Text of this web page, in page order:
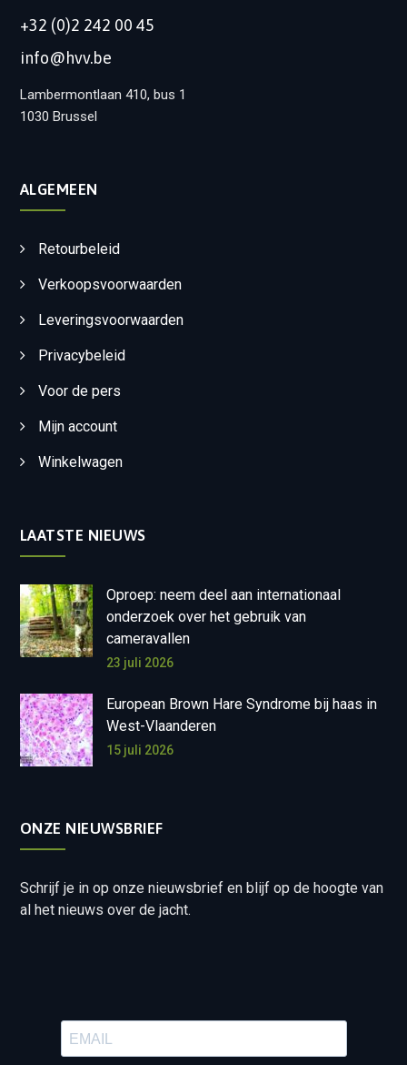
+32 (0)2 242 00 45
info@hvv.be
Lambermontlaan 410, bus 1
1030 Brussel
ALGEMEEN
Retourbeleid
Verkoopsvoorwaarden
Leveringsvoorwaarden
Privacybeleid
Voor de pers
Mijn account
Winkelwagen
LAATSTE NIEUWS
Oproep: neem deel aan internationaal
onderzoek over het gebruik van
cameravallen
23 juli 2026
European Brown Hare Syndrome bij haas in
West-Vlaanderen
15 juli 2026
ONZE NIEUWSBRIEF
Schrijf je in op onze nieuwsbrief en blijf op de hoogte van
al het nieuws over de jacht.